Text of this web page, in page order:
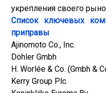
укрепления своего
Список ключевых
приправы
Ajinomoto Co., Inc.
Döhler Gmbh
H. Worlée & Co. (Gmbh &
Kerry Group Plc.